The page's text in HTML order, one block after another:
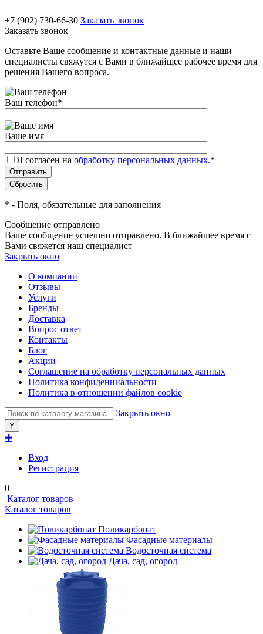
+7 (902) 730-66-30 Заказать звонок
Заказать звонок
Оставьте Ваше сообщение и контактные данные и наши
специалисты свяжутся с Вами в ближайшее рабочее время для
решения Вашего вопроса.
Ваш телефон*
Ваше имя
Я согласен на обработку персональных данных.*
* - Поля, обязательные для заполнения
Сообщение отправлено
Ваше сообщение успешно отправлено. В ближайшее время с
Вами свяжется наш специалист
Закрыть окно
О компании
Отзывы
Услуги
Бренды
Доставка
Вопрос ответ
Контакты
Блог
Акции
Соглашение на обработку персональных данных
Политика конфиденциальности
Политика в отношении файлов cookie
Закрыть окно
✚
Вход
Регистрация
0
Каталог товаров
Каталог товаров
Поликарбонат
Фасадные материалы
Водосточная система
Дача, сад, огород